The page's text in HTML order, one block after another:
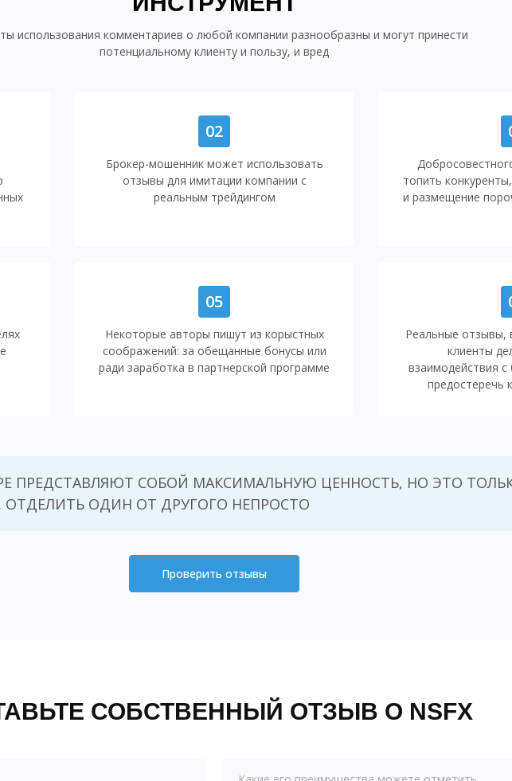
использования комментариев о любой компании разнообразны и могут принести
потенциальному клиенту и пользу, и вред
02
Брокер-мошенник может использовать
отзывы для имитации компании с
реальным трейдингом
топить
и размещение
05
Некоторые авторы пишут из корыстных
соображений: за обещанные бонусы или
ради заработка в партнерской программе
Реальные отзывы,
клиенты
взаимодействия
предостеречь
ПРЕДСТАВЛЯЮТ СОБОЙ МАКСИМАЛЬНУЮ ЦЕННОСТЬ, НО ЭТО
ОДИН ОТ ДРУГОГО НЕПРОСТО
Проверить отзывы
СОБСТВЕННЫЙ ОТЗЫВ О NSFX